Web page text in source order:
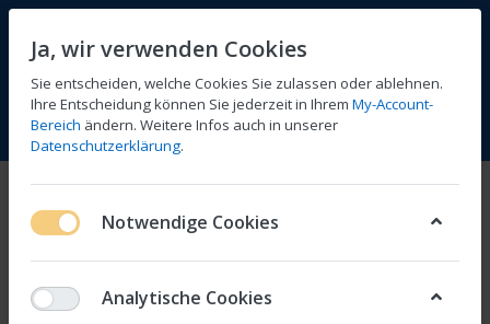
Menü Anmelden Vergleichen Wunschliste
1
Produkte markiert mit
1-4von
Filtern Sortieren
Ja, wir verwenden Cookies
Sie entscheiden, welche Cookies Sie zulassen oder ablehnen.
Ihre Entscheidung können Sie jederzeit in Ihrem My-Account-
Bereich ändern. Weitere Infos auch in unserer
Datenschutzerklärung.
Notwendige Cookies
Analytische Cookies